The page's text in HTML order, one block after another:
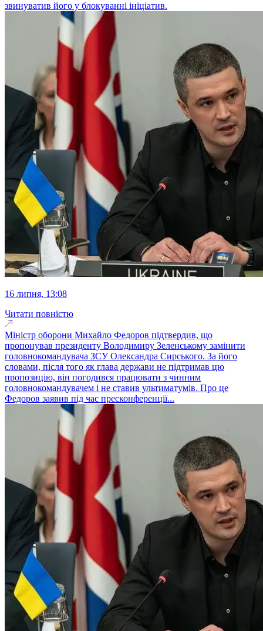
звинуватив його у блокуванні ініціатив.
16 липня, 13:08
Читати повністю
Міністр оборони Михайло Федоров підтвердив, що
пропонував президенту Володимиру Зеленському замінити
головнокомандувача ЗСУ Олександра Сирського. За його
словами, після того як глава держави не підтримав цю
пропозицію, він погодився працювати з чинним
головнокомандувачем і не ставив ультиматумів. Про це
Федоров заявив під час пресконференції...